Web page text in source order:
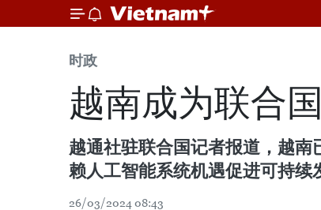
时政
越南成为联合
越通社驻联合国记者报道，越南
赖人工智能系统机遇促进可持续
26/03/2024 08:43